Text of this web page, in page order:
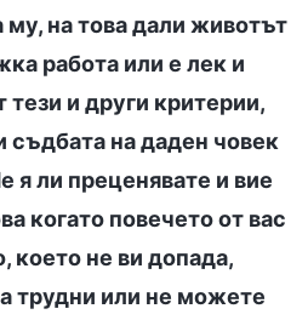
му, на това дали животът
работа или е лек и
и други критерии,
съдбата на даден човек
я ли преценявате и вие
когато повечето от вас
което не ви допада,
трудни или не можете